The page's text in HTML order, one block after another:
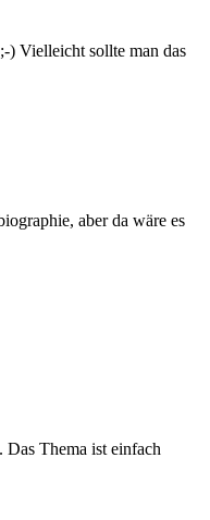
) Vielleicht sollte man das
aber da wäre es
Das Thema ist einfach